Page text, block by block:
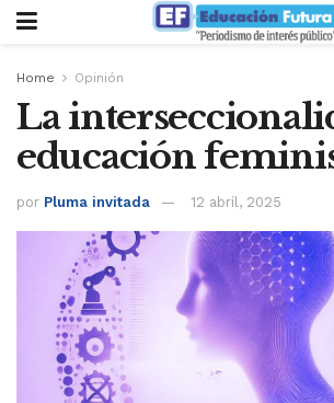
Home Opinión
La
educación
por Pluma invitada 12 abril, 2025